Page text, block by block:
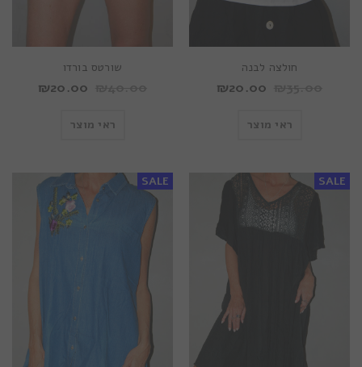
חולצה לבנה
₪20.00
ראי מוצר
שורטס בורדו
₪20.00
ראי מוצר
SALE
SALE